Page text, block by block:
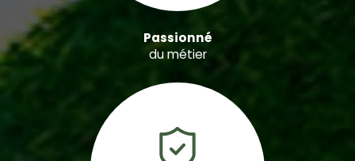
Passionné
du métier